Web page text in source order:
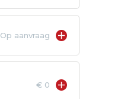
Op aanvraag
€ 0